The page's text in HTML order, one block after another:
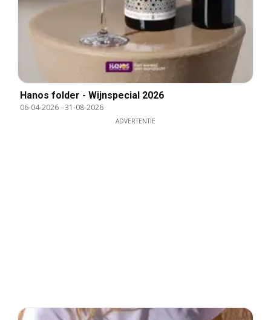
Hanos folder - Wijnspecial 2026
06-04-2026-31-08-2026
ADVERTENTIE